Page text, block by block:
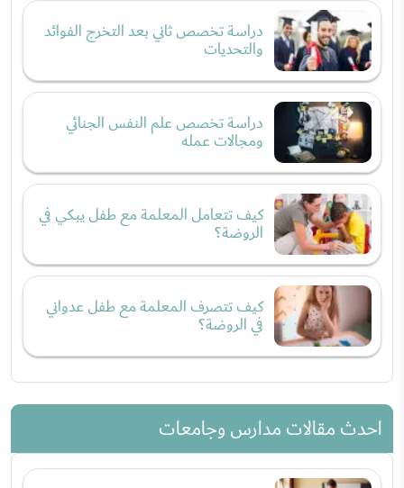
دراسة تخصص ثاني بعد التخرج الفوائد
والتحديات
دراسة تخصص علم النفس الجنائي
ومجالات عمله
كيف تتعامل المعلمة مع طفل يبكي في
الروضة؟
كيف تتصرف المعلمة مع طفل عدواني
في الروضة؟
احدث مقالات مدارس وجامعات